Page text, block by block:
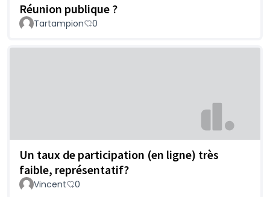
Réunion publique ?
Tartampion 0
Un taux de participation (en ligne) très
faible, représentatif?
Vincent 0